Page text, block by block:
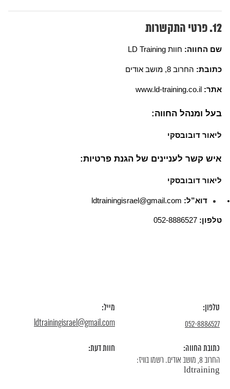
פרטי התקשרות
שם החווה: חוות LD Training
כתובת: החרוב 8, מושב אודים
אתר:
בעל ומנהל החווה:
ליאור דובובסקי
איש קשר לעניינים של הגנת פרטיות:
ליאור דובובסקי
דוא”ל:
טלפון:
טלפון:
052-8886527
כתובת החווה:
החרוב 8, מושב אודים. רשמו בוויז:
ldtraining
מייל:
ldtrainingisrael@gmail.com
חוות דעת: